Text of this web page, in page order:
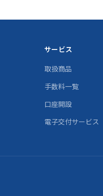
サービス
取扱商品
手数料一覧
口座開設
電子交付サービス